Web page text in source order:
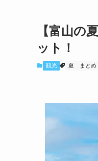
【富山の
ット！
観光 夏 まとめ